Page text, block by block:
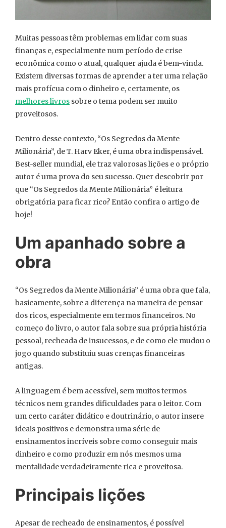
Muitas pessoas têm problemas em lidar com suas
finanças e, especialmente num período de crise
econômica como o atual, qualquer ajuda é bem-vinda.
Existem diversas formas de aprender a ter uma relação
mais profícua com o dinheiro e, certamente, os
melhores livros sobre o tema podem ser muito
proveitosos.
Dentro desse contexto, “Os Segredos da Mente
Milionária”, de T. Harv Eker, é uma obra indispensável.
Best-seller mundial, ele traz valorosas lições e o próprio
autor é uma prova do seu sucesso. Quer descobrir por
que “Os Segredos da Mente Milionária” é leitura
obrigatória para ficar rico? Então confira o artigo de
hoje!
Um apanhado sobre a
obra
“Os Segredos da Mente Milionária” é uma obra que fala,
basicamente, sobre a diferença na maneira de pensar
dos ricos, especialmente em termos financeiros. No
começo do livro, o autor fala sobre sua própria história
pessoal, recheada de insucessos, e de como ele mudou o
jogo quando substituiu suas crenças financeiras
antigas.
A linguagem é bem acessível, sem muitos termos
técnicos nem grandes dificuldades para o leitor. Com
um certo caráter didático e doutrinário, o autor insere
ideais positivos e demonstra uma série de
ensinamentos incríveis sobre como conseguir mais
dinheiro e como produzir em nós mesmos uma
mentalidade verdadeiramente rica e proveitosa.
Principais lições
Apesar de recheado de ensinamentos, é possível